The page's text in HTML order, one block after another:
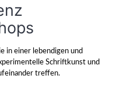
in einer lebendigen und
Schriftkunst und
treffen.